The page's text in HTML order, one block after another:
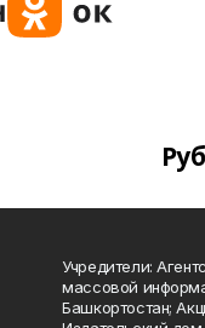
Учредители:
массовой
Башкортостан;